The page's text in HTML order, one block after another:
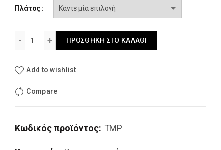
Πλάτος
ΠΡΟΣΘΉΚΗ ΣΤΟ ΚΑΛΆΘΙ
Add to wishlist
Compare
Κωδικός προϊόντος: TMP